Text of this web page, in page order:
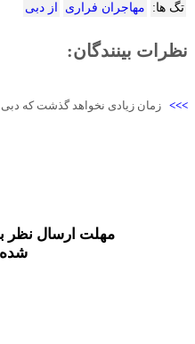
تگ ها: مهاجران فراری از دبی
نظرات بینندگان:
>>> زمان زیادی نخواهد گذشت که
مهلت ارسال نظر